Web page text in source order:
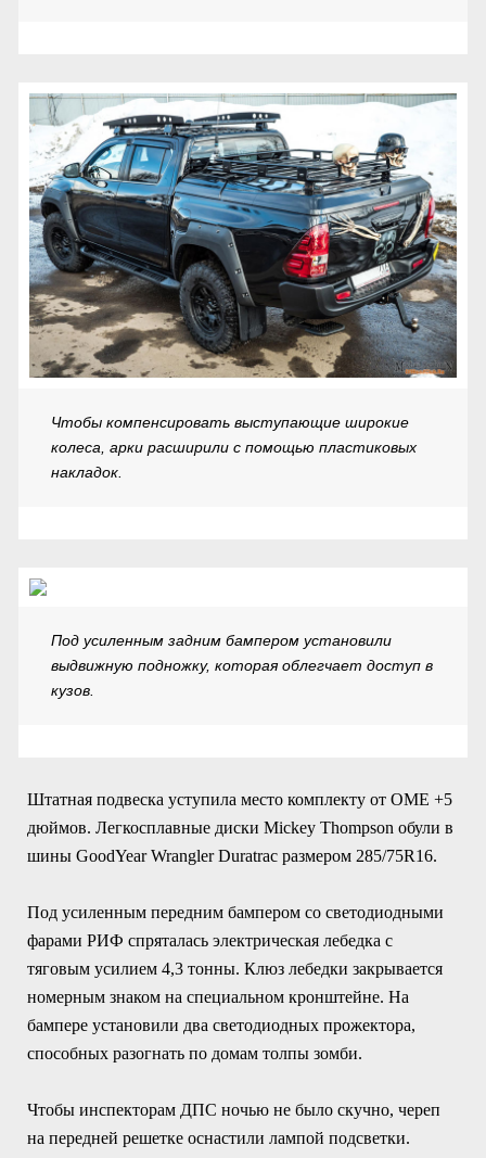
Чтобы компенсировать выступающие широкие
колеса, арки расширили с помощью пластиковых
накладок.
Под усиленным задним бампером установили
выдвижную подножку, которая облегчает доступ в
кузов.
Штатная подвеска уступила место комплекту от OME +5
дюймов. Легкосплавные диски Mickey Thompson обули в
шины GoodYear Wrangler Duratrac размером 285/75R16.
Под усиленным передним бампером со светодиодными
фарами РИФ спряталась электрическая лебедка с
тяговым усилием 4,3 тонны. Клюз лебедки закрывается
номерным знаком на специальном кронштейне. На
бампере установили два светодиодных прожектора,
способных разогнать по домам толпы зомби.
Чтобы инспекторам ДПС ночью не было скучно, череп
на передней решетке оснастили лампой подсветки.